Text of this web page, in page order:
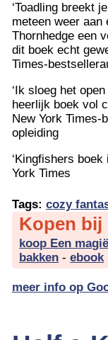
‘Toadling breekt
meteen weer
Thornhedge een
dit boek echt
Times-
‘Ik sloeg het
heerlijk boek vol
New York Times-
opleiding
‘Kingfishers
York Times
Tags: cozy
Kopen bij
koop Een
bakken -ebook
meer info op